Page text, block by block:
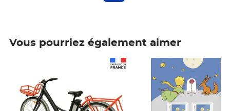
Vous pourriez également aimer
Prix 7,50€